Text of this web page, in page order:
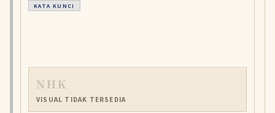
KATA KUNCI
NHK
VISUAL TIDAK TERSEDIA